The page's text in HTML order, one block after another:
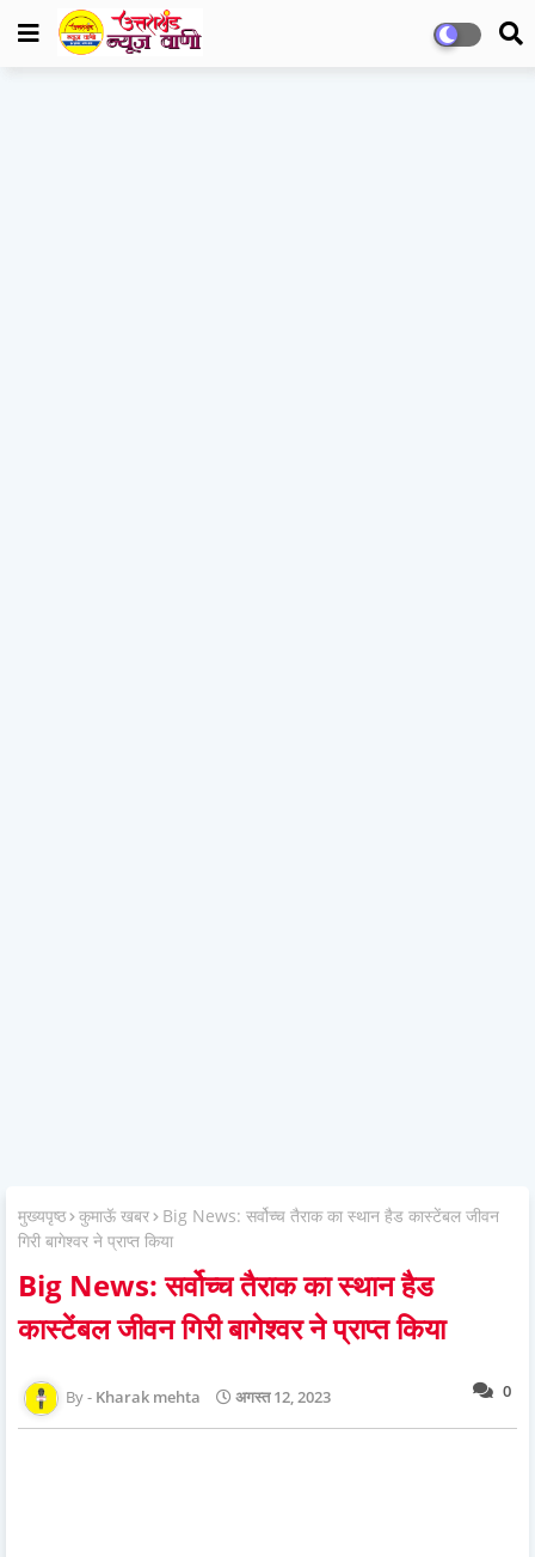
मुख्यपृष्ठ कुमाऊॅ खबर
Big News: सर्वोच्च तैराक का स्थान हैड कास्टेंबल जीवन
गिरी बागेश्वर ने प्राप्त किया
Big News: सर्वोच्च तैराक का स्थान हैड
कास्टेंबल जीवन गिरी बागेश्वर ने प्राप्त किया
0
Kharak mehta अगस्त 12, 2023